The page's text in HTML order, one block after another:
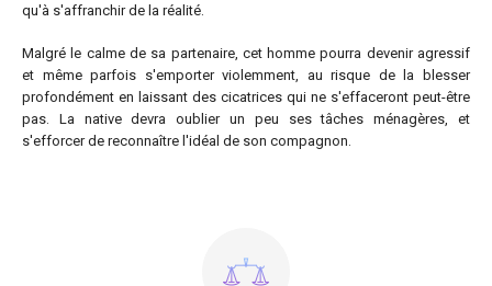
qu'à s'affranchir de la réalité.
Malgré le calme de sa partenaire, cet homme pourra devenir agressif
et même parfois s'emporter violemment, au risque de la blesser
profondément en laissant des cicatrices qui ne s'effaceront peut-être
pas. La native devra oublier un peu ses tâches ménagères, et
s'efforcer de reconnaître l'idéal de son compagnon.